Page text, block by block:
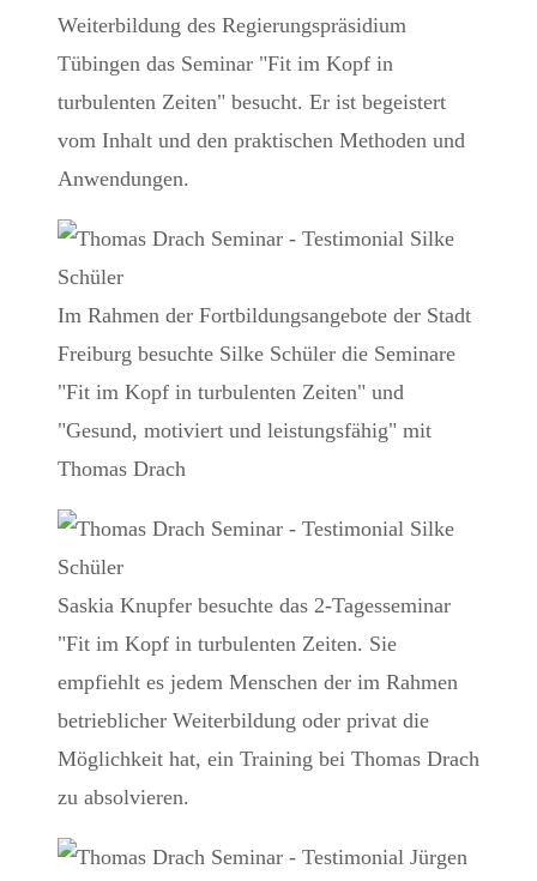
Weiterbildung des Regierungspräsidium
Tübingen das Seminar "Fit im Kopf in
turbulenten Zeiten" besucht. Er ist begeistert
vom Inhalt und den praktischen Methoden und
Anwendungen.
Im Rahmen der Fortbildungsangebote der Stadt
Freiburg besuchte Silke Schüler die Seminare
"Fit im Kopf in turbulenten Zeiten" und
"Gesund, motiviert und leistungsfähig" mit
Thomas Drach
Saskia Knupfer besuchte das 2-Tagesseminar
"Fit im Kopf in turbulenten Zeiten. Sie
empfiehlt es jedem Menschen der im Rahmen
betrieblicher Weiterbildung oder privat die
Möglichkeit hat, ein Training bei Thomas Drach
zu absolvieren.